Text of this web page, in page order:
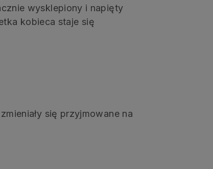
wysklepiony i napięty
kobieca staje się
się przyjmowane na